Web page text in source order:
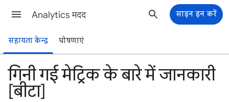
Analytics मदद साइन इन करें
सहायता केन्द्र घोषणाएं
गिनी गई मेट्रिक के बारे में जानकारी
[बीटा]